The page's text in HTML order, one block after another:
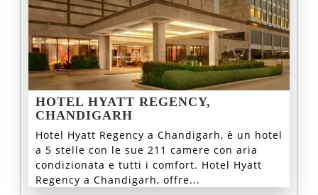
HOTEL HYATT REGENCY,
CHANDIGARH
Hotel Hyatt Regency a Chandigarh, è un hotel
a 5 stelle con le sue 211 camere con aria
condizionata e tutti i comfort. Hotel Hyatt
Regency a Chandigarh, offre...